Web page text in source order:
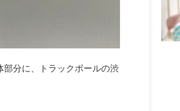
部分に、トラックボールの渋